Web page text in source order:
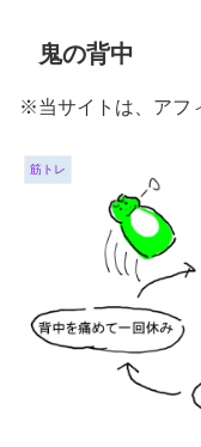
鬼の背中
※当サイトは、アフ
筋トレ